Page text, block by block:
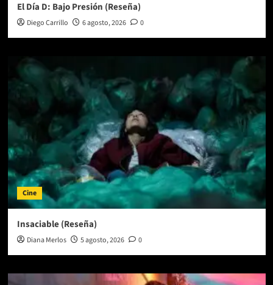
El Día D: Bajo Presión (Reseña)
Diego Carrillo 6 agosto, 2026 0
Cine
Insaciable (Reseña)
Diana Merlos 5 agosto, 2026 0